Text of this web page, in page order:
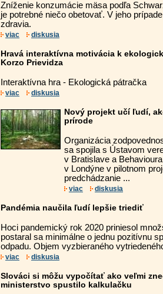
Zníženie konzumácie mäsa podľa
je potrebné niečo obetovať. V jeho
zdravia.
viac diskusia
Hravá interaktívna motivácia k
Korzo Prievidza
Interaktívna hra - Ekologická pátračka
viac diskusia
Nový projekt učí ľudí,
prírode
Organizácia
sa spojila s Ústavom
v Bratislave a
v Londýne v pilotnom
predchádzanie ...
viac diskusia
Pandémia naučila ľudí lepšie triediť
Hoci pandemický rok 2020 priniesol
postaral sa minimálne o jednu pozitívnu
odpadu. Objem vyzbieraného
viac diskusia
Slováci si môžu vypočítať ako veľmi
ministerstvo spustilo kalkulačku